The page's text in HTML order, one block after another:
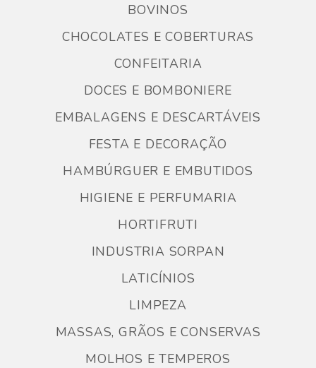
BOVINOS
CHOCOLATES E COBERTURAS
CONFEITARIA
DOCES E BOMBONIERE
EMBALAGENS E DESCARTÁVEIS
FESTA E DECORAÇÃO
HAMBÚRGUER E EMBUTIDOS
HIGIENE E PERFUMARIA
HORTIFRUTI
INDUSTRIA SORPAN
LATICÍNIOS
LIMPEZA
MASSAS, GRÃOS E CONSERVAS
MOLHOS E TEMPEROS